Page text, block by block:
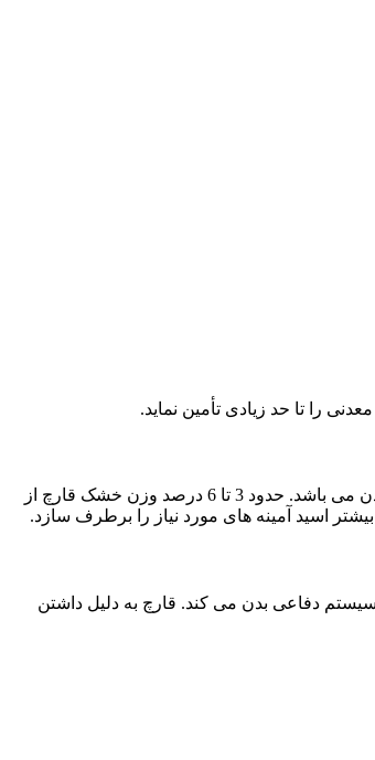
را تا حد زیادی تأمین نماید.
قارچ با داشتن پروتئین حدود 2 برابر سایر سبزیجات و حبوبات و همچنین داشتن اسید آمینه های متنوع، منبع گیاهی بسیار خوبی برای تأمین پروتئین مورد نیاز بدن می باشد. حدود 3 تا 6 درصد وزن خشک قارچ از
دفاعی بدن می کند. قارچ به دلیل داشتن